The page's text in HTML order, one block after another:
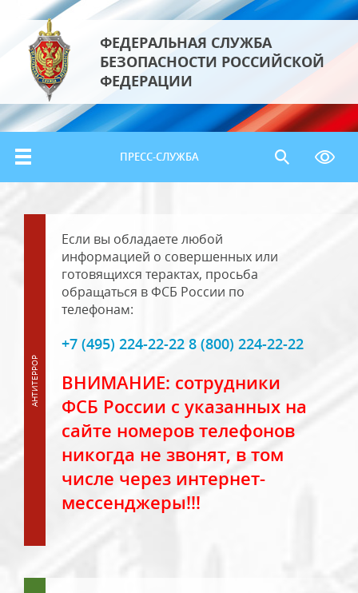
ФЕДЕРАЛЬНАЯ СЛУЖБА
БЕЗОПАСНОСТИ РОССИЙСКОЙ
ФЕДЕРАЦИИ
ПРЕСС-СЛУЖБА
Если вы обладаете любой
информацией о совершенных или
готовящихся терактах, просьба
обращаться в ФСБ России по
телефонам:
+7 (495) 224-22-22 8 (800) 224-22-22
ВНИМАНИЕ: сотрудники
ФСБ России с указанных на
сайте номеров телефонов
никогда не звонят, в том
числе через интернет-
мессенджеры!!!